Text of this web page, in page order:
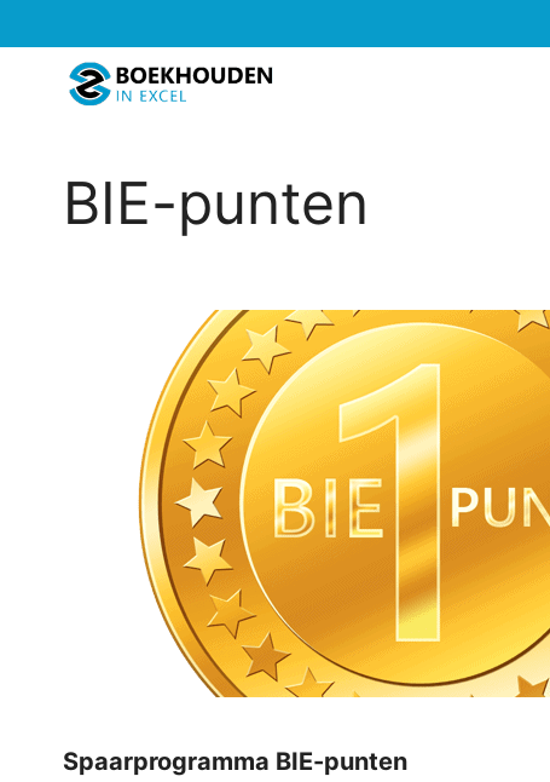
naar
BIE-punten
Spaarprogramma BIE-punten